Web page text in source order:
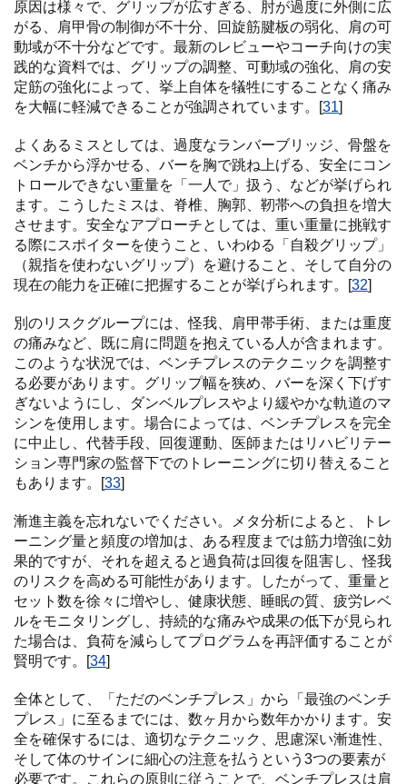
原因は様々で、グリップが広すぎる、肘が過度に外側に広
がる、肩甲骨の制御が不十分、回旋筋腱板の弱化、肩の可
動域が不十分などです。最新のレビューやコーチ向けの実
践的な資料では、グリップの調整、可動域の強化、肩の安
定筋の強化によって、挙上自体を犠牲にすることなく痛み
を大幅に軽減できることが強調されています。[31]
よくあるミスとしては、過度なランバーブリッジ、骨盤を
ベンチから浮かせる、バーを胸で跳ね上げる、安全にコン
トロールできない重量を「一人で」扱う、などが挙げられ
ます。こうしたミスは、脊椎、胸郭、靭帯への負担を増大
させます。安全なアプローチとしては、重い重量に挑戦す
る際にスポイターを使うこと、いわゆる「自殺グリップ」
（親指を使わないグリップ）を避けること、そして自分の
現在の能力を正確に把握することが挙げられます。[32]
別のリスクグループには、怪我、肩甲帯手術、または重度
の痛みなど、既に肩に問題を抱えている人が含まれます。
このような状況では、ベンチプレスのテクニックを調整す
る必要があります。グリップ幅を狭め、バーを深く下げす
ぎないようにし、ダンベルプレスやより緩やかな軌道のマ
シンを使用します。場合によっては、ベンチプレスを完全
に中止し、代替手段、回復運動、医師またはリハビリテー
ション専門家の監督下でのトレーニングに切り替えること
もあります。[33]
漸進主義を忘れないでください。メタ分析によると、トレ
ーニング量と頻度の増加は、ある程度までは筋力増強に効
果的ですが、それを超えると過負荷は回復を阻害し、怪我
のリスクを高める可能性があります。したがって、重量と
セット数を徐々に増やし、健康状態、睡眠の質、疲労レベ
ルをモニタリングし、持続的な痛みや成果の低下が見られ
た場合は、負荷を減らしてプログラムを再評価することが
賢明です。[34]
全体として、「ただのベンチプレス」から「最強のベンチ
プレス」に至るまでには、数ヶ月から数年かかります。安
全を確保するには、適切なテクニック、思慮深い漸進性、
そして体のサインに細心の注意を払うという3つの要素が
必要です。これらの原則に従うことで、ベンチプレスは肩